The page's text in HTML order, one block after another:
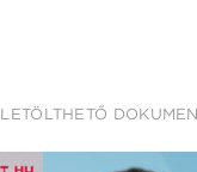
LETÖLTHETŐ